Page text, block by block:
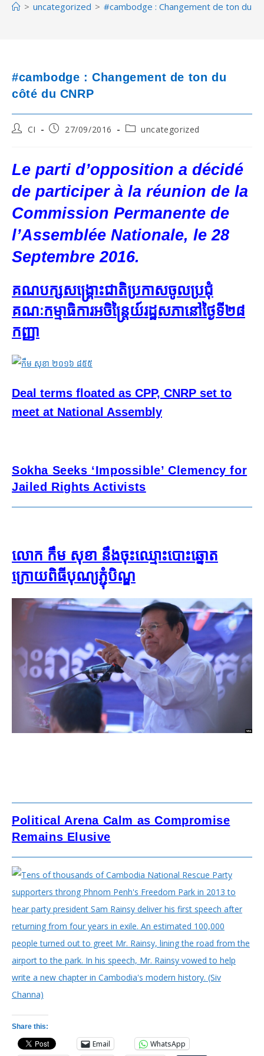
> uncategorized > #cambodge : Changement de ton du
#cambodge : Changement de ton du
côté du CNRP
PostCI
Post27/09/2016
Postuncategorized
Le parti d’opposition a décidé
de participer à la réunion de la
Commission Permanente de
l’Assemblée Nationale, le 28
Septembre 2016.
គណបក្ស​សង្គ្រោះ​ជាតិ​ប្រកាស​ចូល​ប្រជុំ​
គណៈកម្មាធិការ​អចិន្ត្រៃយ៍​រដ្ឋសភា​នៅ​ថ្ងៃ​ទី​២៨​
កញ្ញា
Deal terms floated as CPP, CNRP set to
meet at National Assembly
Sokha Seeks ‘Impossible’ Clemency for
Jailed Rights Activists
លោក កឹម សុខា​ នឹង​ចុះឈ្មោះ​បោះឆ្នោត​
ក្រោយ​ពិធី​បុណ្យ​ភ្ជុំបិណ្ឌ
Political Arena Calm as Compromise
Remains Elusive
Share this:
Email WhatsApp